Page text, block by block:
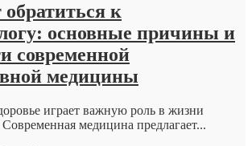
обратиться к
основные причины и
современной
медицины
играет важную роль в жизни
медицина предлагает...